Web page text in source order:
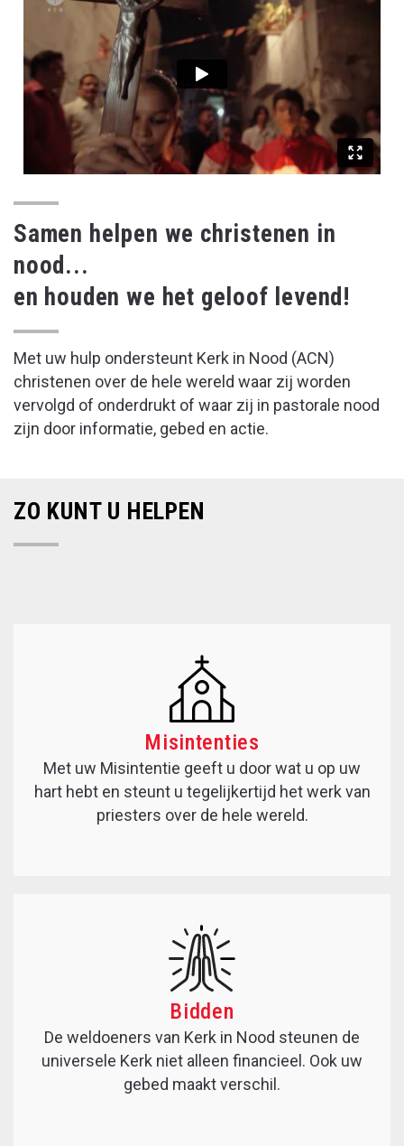
Samen helpen we christenen in
nood...
en houden we het geloof levend!
Met uw hulp ondersteunt Kerk in Nood (ACN)
christenen over de hele wereld waar zij worden
vervolgd of onderdrukt of waar zij in pastorale nood
zijn door informatie, gebed en actie.
ZO KUNT U HELPEN
Misintenties
Met uw Misintentie geeft u door wat u op uw
hart hebt en steunt u tegelijkertijd het werk van
priesters over de hele wereld.
Bidden
De weldoeners van Kerk in Nood steunen de
universele Kerk niet alleen financieel. Ook uw
gebed maakt verschil.